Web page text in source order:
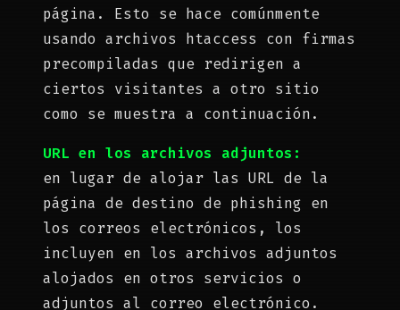
página. Esto se hace comúnmente
usando archivos htaccess con firmas
precompiladas que redirigen a
ciertos visitantes a otro sitio
como se muestra a continuación.
URL en los archivos adjuntos:
en lugar de alojar las URL de la
página de destino de phishing en
los correos electrónicos, los
incluyen en los archivos adjuntos
alojados en otros servicios o
adjuntos al correo electrónico.